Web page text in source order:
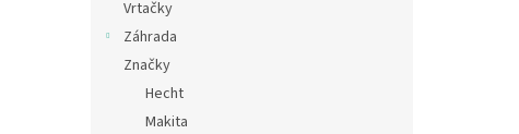
Vrtačky
Záhrada
Značky
Hecht
Makita